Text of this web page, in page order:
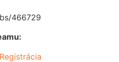
466729